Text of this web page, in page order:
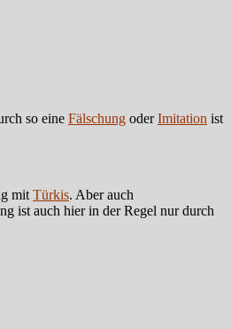
so eine Fälschung oderImitation ist
mit Türkis. Aber auch
ist auch hier in der Regel nur durch